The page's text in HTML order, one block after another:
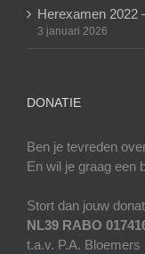
Herexamen 2022
3 januari 2026
DONATIE
Ben je tevreden
En wil je graag een
Stort dan jouw
NL39 RABO
t.a.v. P.A. Bloemers